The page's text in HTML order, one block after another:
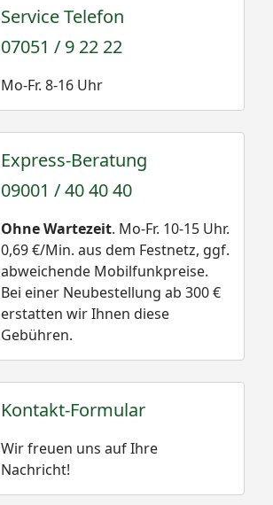
Service Telefon
07051 / 9 22 22
Mo-Fr. 8-16 Uhr
Express-Beratung
09001 / 40 40 40
Ohne Wartezeit. Mo-Fr. 10-15 Uhr.
0,69 €/Min. aus dem Festnetz, ggf.
abweichende Mobilfunkpreise.
Bei einer Neubestellung ab 300 €
erstatten wir Ihnen diese
Gebühren.
Kontakt-Formular
Wir freuen uns auf Ihre
Nachricht!